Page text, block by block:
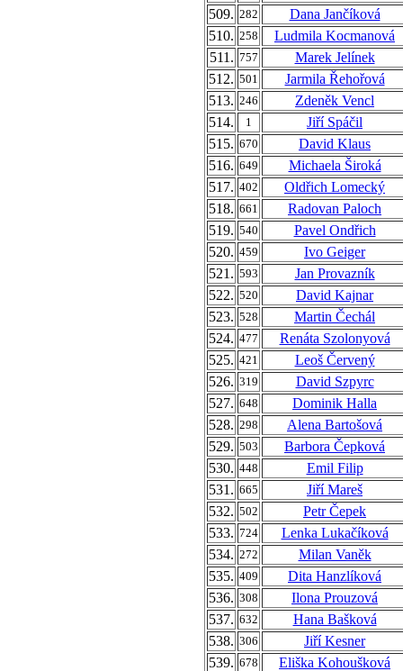
509. 282
Dana Jančíková
510. 258
Ludmila Kocmanová
511. 757
Marek Jelínek
512. 501
Jarmila Řehořová
513. 246
Zdeněk Vencl
514.
1
Jiří Spáčil
515. 670
David Klaus
516. 649
Michaela Široká
517. 402
Oldřich Lomecký
518. 661
Radovan Paloch
519. 540
Pavel Ondřich
520. 459
Ivo Geiger
521. 593
Jan Provazník
522. 520
David Kajnar
523. 528
Martin Čechál
524. 477
Renáta Szolonyová
525. 421
Leoš Červený
526. 319
David Szpyrc
527. 648
Dominik Halla
528. 298
Alena Bartošová
529. 503
Barbora Čepková
530. 448
Emil Filip
531. 665
Jiří Mareš
532. 502
Petr Čepek
533. 724
Lenka Lukačíková
534. 272
Milan Vaněk
535. 409
Dita Hanzlíková
536. 308
Ilona Prouzová
537. 632
Hana Bašková
538. 306
Jiří Kesner
539. 678
Eliška Kohoušková